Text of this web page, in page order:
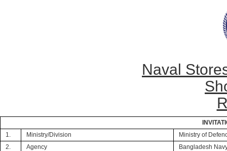
Naval
1.
Ministry/Division
Ministry of
2.
Agency
Bangladesh